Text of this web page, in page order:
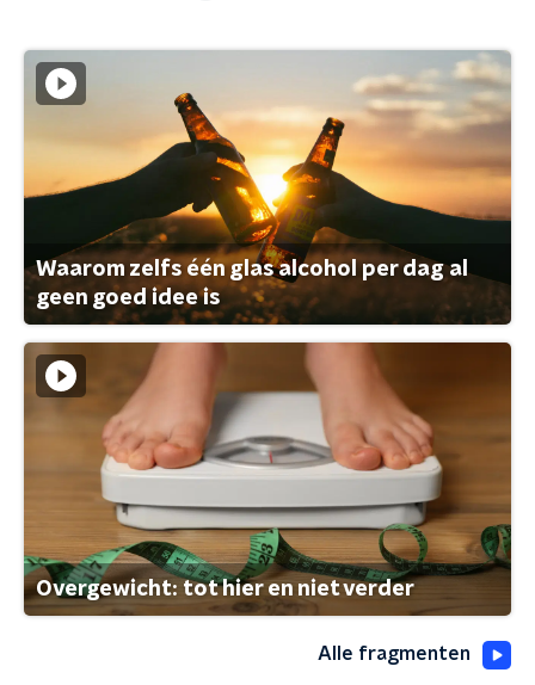
Waarom zelfs één glas alcohol per dag al
geen goed idee is
Overgewicht: tot hier en niet verder
Alle fragmenten